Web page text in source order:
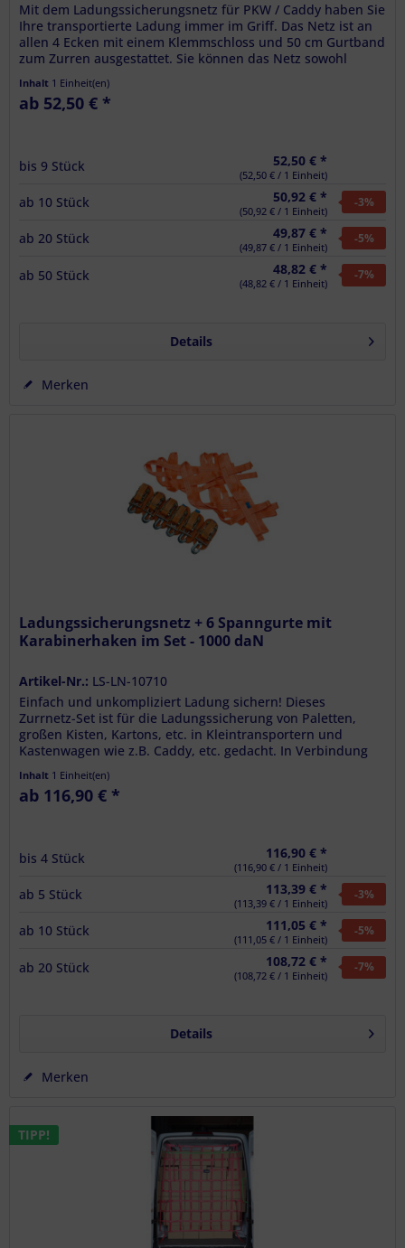
Mit dem Ladungssicherungsnetz für PKW / Caddy haben Sie
Ihre transportierte Ladung immer im Griff. Das Netz ist an
allen 4 Ecken mit einem Klemmschloss und 50 cm Gurtband
zum Zurren ausgestattet. Sie können das Netz sowohl
Inhalt 1 Einheit(en)
ab 52,50 € *
bis 9 Stück 52,50 € *
(52,50 € / 1 Einheit)
ab 10 Stück 50,92 € *
(50,92 € / 1 Einheit)
-3%
ab 20 Stück 49,87 € *
(49,87 € / 1 Einheit)
-5%
ab 50 Stück 48,82 € *
(48,82 € / 1 Einheit)
-7%
Details
Merken
Ladungssicherungsnetz + 6 Spanngurte mit
Karabinerhaken im Set - 1000 daN
Artikel-Nr.: LS-LN-10710
Einfach und unkompliziert Ladung sichern! Dieses
Zurrnetz-Set ist für die Ladungssicherung von Paletten,
großen Kisten, Kartons, etc. in Kleintransportern und
Kastenwagen wie z.B. Caddy, etc. gedacht. In Verbindung
Inhalt 1 Einheit(en)
ab 116,90 € *
bis 4 Stück 116,90 € *
(116,90 € / 1 Einheit)
ab 5 Stück 113,39 € *
(113,39 € / 1 Einheit)
-3%
ab 10 Stück 111,05 € *
(111,05 € / 1 Einheit)
-5%
ab 20 Stück 108,72 € *
(108,72 € / 1 Einheit)
-7%
Details
Merken
TIPP!